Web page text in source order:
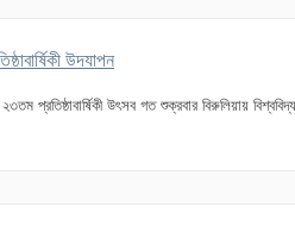
উদযাপন
প্রতিষ্ঠাবার্ষিকী উৎসব গত শুক্রবার বিরুলিয়ায়